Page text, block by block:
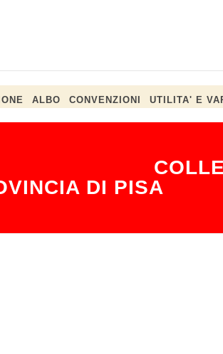
ALBO CONVENZIONI UTILITA' E
DI PISA